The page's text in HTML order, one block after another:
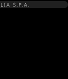
S.P.A.